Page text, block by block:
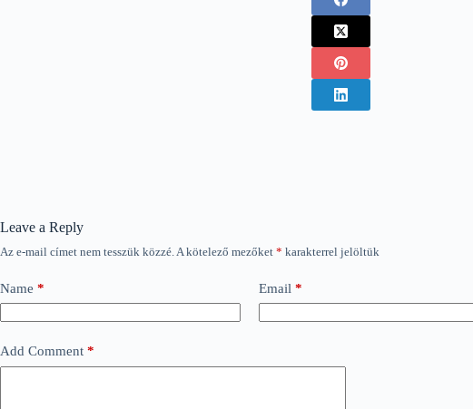
Leave a Reply
Az e-mail címet nem tesszük közzé. A kötelező mezőket * karakterrel jelöltük
Name * Email *
Add Comment *